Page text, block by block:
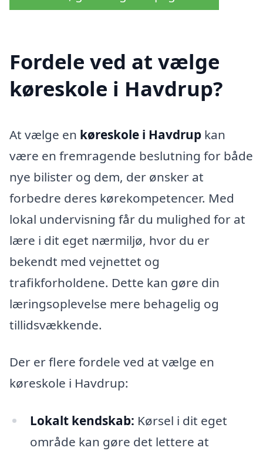
Fordele ved at vælge
køreskole i Havdrup?
At vælge en køreskole i Havdrup kan
være en fremragende beslutning for både
nye bilister og dem, der ønsker at
forbedre deres kørekompetencer. Med
lokal undervisning får du mulighed for at
lære i dit eget nærmiljø, hvor du er
bekendt med vejnettet og
trafikforholdene. Dette kan gøre din
læringsoplevelse mere behagelig og
tillidsvækkende.
Der er flere fordele ved at vælge en
køreskole i Havdrup:
Lokalt kendskab: Kørsel i dit eget
område kan gøre det lettere at